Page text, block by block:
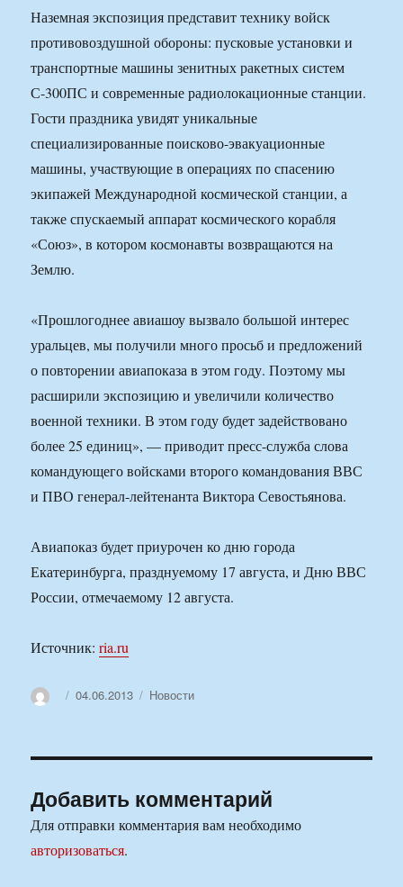
Наземная экспозиция представит технику войск
противовоздушной обороны: пусковые установки и
транспортные машины зенитных ракетных систем
С-300ПС и современные радиолокационные станции.
Гости праздника увидят уникальные
специализированные поисково-эвакуационные
машины, участвующие в операциях по спасению
экипажей Международной космической станции, а
также спускаемый аппарат космического корабля
«Союз», в котором космонавты возвращаются на
Землю.
«Прошлогоднее авиашоу вызвало большой интерес
уральцев, мы получили много просьб и предложений
о повторении авиапоказа в этом году. Поэтому мы
расширили экспозицию и увеличили количество
военной техники. В этом году будет задействовано
более 25 единиц», — приводит пресс-служба слова
командующего войсками второго командования ВВС
и ПВО генерал-лейтенанта Виктора Севостьянова.
Авиапоказ будет приурочен ко дню города
Екатеринбурга, празднуемому 17 августа, и Дню ВВС
России, отмечаемому 12 августа.
Источник:ria.ru
АвторОпубликовано
04.06.2013 Рубрики
Новости
Добавить комментарий
Для отправки комментария вам необходимо
авторизоваться.